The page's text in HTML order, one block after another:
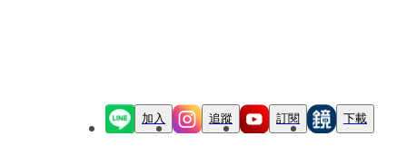
加入 追蹤 訂閱 下載